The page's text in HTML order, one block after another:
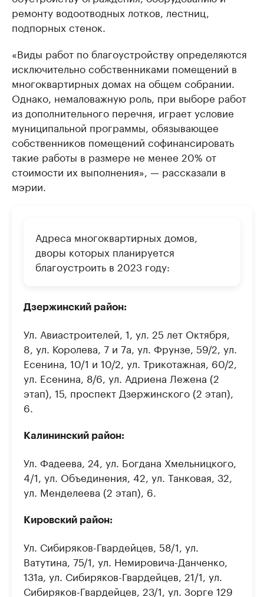
ремонту водоотводных лотков, лестниц,
подпорных стенок.
«Виды работ по благоустройству определяются
исключительно собственниками помещений в
многоквартирных домах на общем собрании.
Однако, немаловажную роль, при выборе работ
из дополнительного перечня, играет условие
муниципальной программы, обязывающее
собственников помещений софинансировать
такие работы в размере не менее 20% от
стоимости их выполнения», — рассказали в
мэрии.
Адреса многоквартирных домов,
дворы которых планируется
благоустроить в 2023 году:
Дзержинский район:
Ул. Авиастроителей, 1, ул. 25 лет Октября,
8, ул. Королева, 7 и 7а, ул. Фрунзе, 59/2, ул.
Есенина, 10/1 и 10/2, ул. Трикотажная, 60/2,
ул. Есенина, 8/6, ул. Адриена Лежена (2
этап), 15, проспект Дзержинского (2 этап),
6.
Калининский район:
Ул. Фадеева, 24, ул. Богдана Хмельницкого,
4/1, ул. Объединения, 42, ул. Танковая, 32,
ул. Менделеева (2 этап), 6.
Кировский район:
Ул. Сибиряков-Гвардейцев, 58/1, ул.
Ватутина, 75/1, ул. Немировича-Данченко,
131а, ул. Сибиряков-Гвардейцев, 21/1, ул.
Сибиряков-Гвардейцев, 23/1, ул. Зорге 129